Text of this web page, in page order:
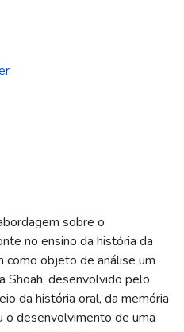
sobre o
no ensino da história da
como objeto de análise um
Shoah, desenvolvido pelo
da história oral, da memória
desenvolvimento de uma